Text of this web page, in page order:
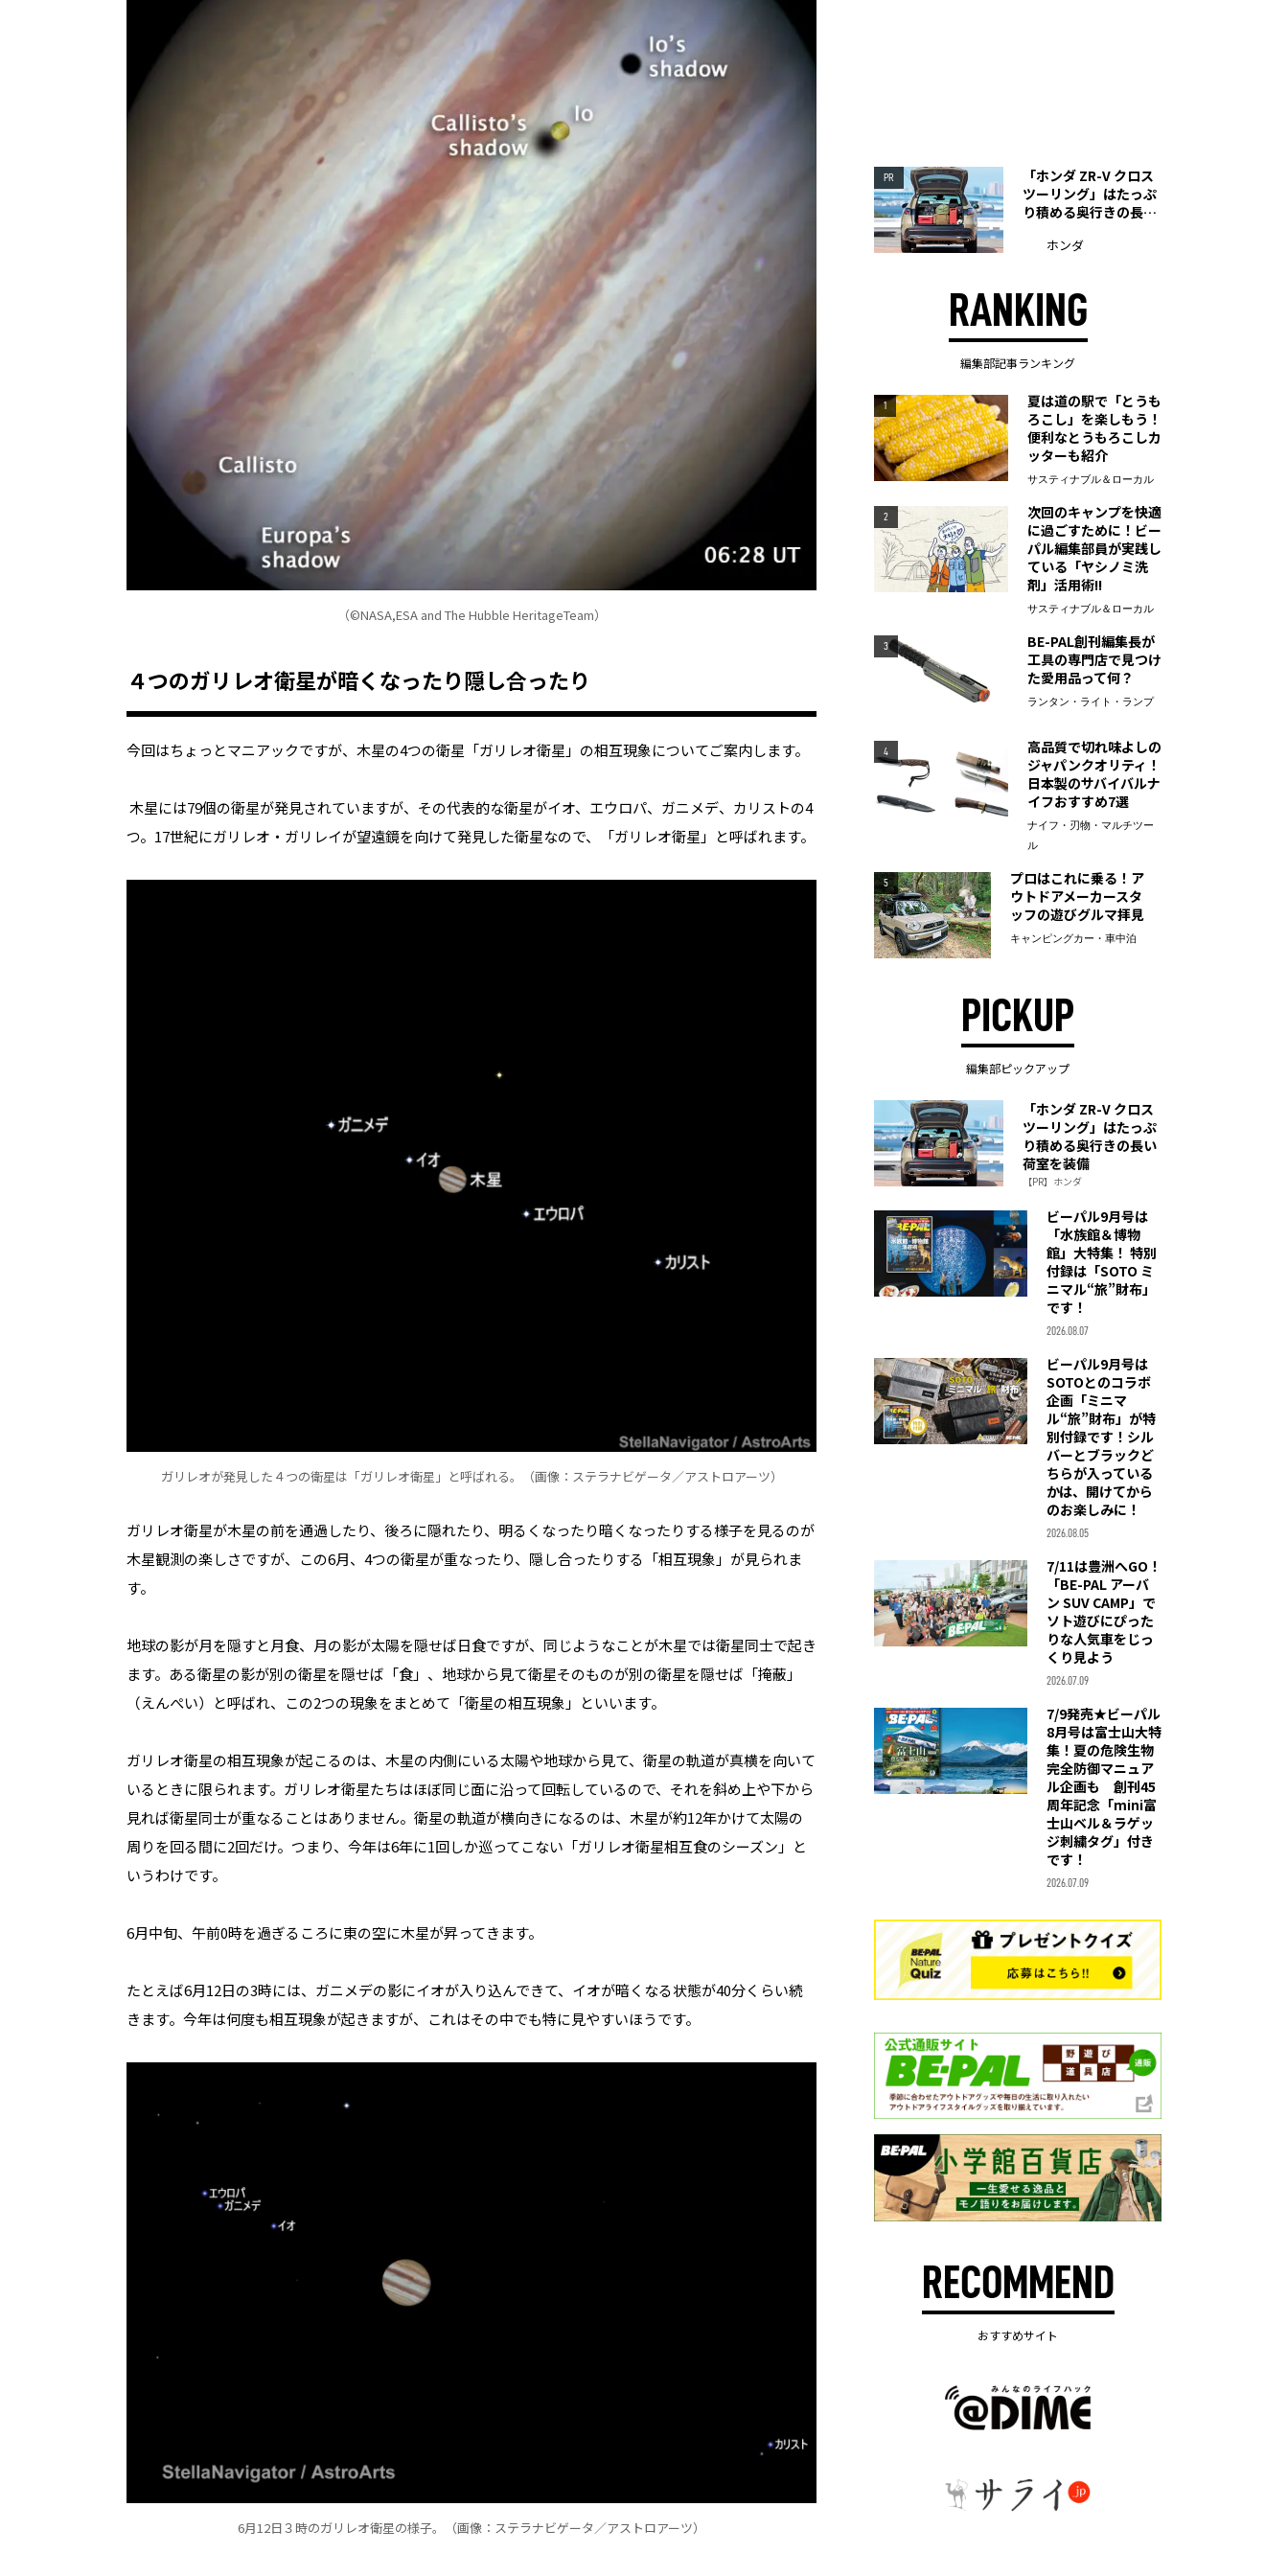
（©NASA,ESA and The Hubble HeritageTeam）
４つのガリレオ衛星が暗くなったり隠し合ったり
今回はちょっとマニアックですが、木星の4つの衛星「ガリレオ衛星」の相互現象についてご案内します。
木星には79個の衛星が発見されていますが、その代表的な衛星がイオ、エウロパ、ガニメデ、カリストの4
つ。 17世紀にガリレオ・ガリレイが望遠鏡を向けて発見した衛星なので、「ガリレオ衛星」と呼ばれます。
ガリレオが発見した４つの衛星は「ガリレオ衛星」と呼ばれる。（画像：ステラナビゲータ／アストロアーツ）
ガリレオ衛星が木星の前を通過したり、後ろに隠れたり、明るくなったり暗くなったりする様子を見るのが
木星観測の楽しさですが、この6月、4つの衛星が重なったり、隠し合ったりする「相互現象」が見られま
す。
地球の影が月を隠すと月食、月の影が太陽を隠せば日食ですが、同じようなことが木星では衛星同士で起き
ます。 ある衛星の影が別の衛星を隠せば「食」、地球から見て衛星そのものが別の衛星を隠せば「掩蔽」
（えんぺい）と呼ばれ、この2つの現象をまとめて「衛星の相互現象」といいます。
ガリレオ衛星の相互現象が起こるのは、木星の内側にいる太陽や地球から見て、衛星の軌道が真横を向いて
いるときに限られます。ガリレオ衛星たちはほぼ同じ面に沿って回転しているので、それを斜め上や下から
見れば衛星同士が重なることはありません。衛星の軌道が横向きになるのは、木星が約12年かけて太陽の
周りを回る間に2回だけ。つまり、今年は6年に1回しか巡ってこない「ガリレオ衛星相互食のシーズン」と
いうわけです。
6月中旬、午前0時を過ぎるころに東の空に木星が昇ってきます。
たとえば6月12日の3時には、ガニメデの影にイオが入り込んできて、イオが暗くなる状態が40分くらい続
きます。 今年は何度も相互現象が起きますが、 これはその中でも特に見やすいほうです。
6月12日３時のガリレオ衛星の様子。（画像：ステラナビゲータ／アストロアーツ）
PR
「ホンダ ZR-V クロス
ツーリング」はたっぷ
り積める奥行きの長い
ホンダ
RANKING
編集部記事ランキング
1
夏は道の駅で「とうも
ろこし」を楽しもう！
便利なとうもろこしカ
ッターも紹介
サスティナブル＆ローカル
2
次回のキャンプを快適
に過ごすために！ビー
パル編集部員が実践し
ている「ヤシノミ洗
剤」活用術!!
サスティナブル＆ローカル
3
BE-PAL創刊編集長が
工具の専門店で見つけ
た愛用品って何？
ランタン・ライト・ランプ
4
高品質で切れ味よしの
ジャパンクオリティ！
日本製のサバイバルナ
イフおすすめ7選
ナイフ・刃物・マルチツー
ル
5
プロはこれに乗る！ア
ウトドアメーカースタ
ッフの遊びグルマ拝見
キャンピングカー・車中泊
PICKUP
編集部ピックアップ
「ホンダ ZR-V クロス
ツーリング」はたっぷ
り積める奥行きの長い
荷室を装備
【PR】ホンダ
ビーパル9月号は
「水族館＆博物
館」大特集！ 特別
付録は「SOTO ミ
ニマル“旅”財布」
です！
2026.08.07
ビーパル9月号は
SOTOとのコラボ
企画「ミニマ
ル“旅”財布」が特
別付録です！シル
バーとブラックど
ちらが入っている
かは、開けてから
のお楽しみに！
2026.08.05
7/11は豊洲へGO！
「BE-PAL アーバ
ン SUV CAMP」で
ソト遊びにぴった
りな人気車をじっ
くり見よう
2026.07.09
7/9発売★ビーパル
8月号は富士山大特
集！夏の危険生物
完全防御マニュア
ル企画も 創刊45
周年記念「mini富
士山ベル＆ラゲッ
ジ刺繍タグ」付き
です！
2026.07.09
RECOMMEND
おすすめサイト